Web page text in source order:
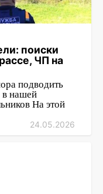
поиски
ЧП на
подводить
в нашей
На этой
24.05.2026